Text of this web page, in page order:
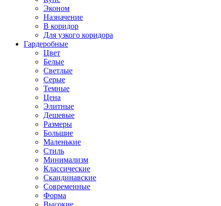
Эконом
Назначение
В коридор
Для узкого коридора
Гардеробные
Цвет
Белые
Светлые
Серые
Темные
Цена
Элитные
Дешевые
Размеры
Большие
Маленькие
Стиль
Минимализм
Классические
Скандинавские
Современные
Форма
Высокие